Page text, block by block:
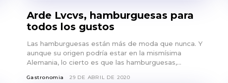
Arde Lvcvs, hamburguesas para
todos los gustos
Las hamburguesas están más de moda que nunca. Y
aunque su origen podría estar en la mismísima
Alemania, lo cierto es que las hamburguesas,...
Gastronomia 29 DE ABRIL DE 2020